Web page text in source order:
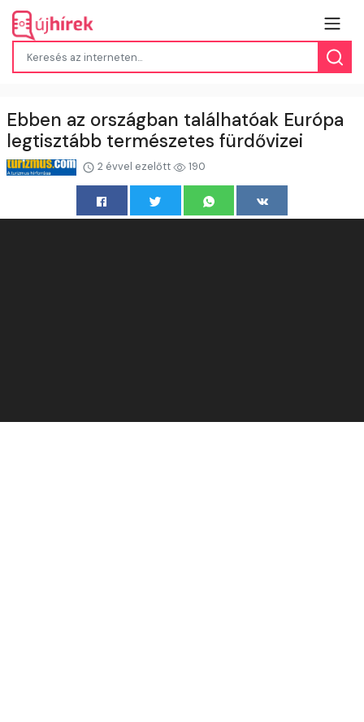
Ebben az országban találhatóak Európa
legtisztább természetes fürdővizei
2 évvel ezelőtt 190